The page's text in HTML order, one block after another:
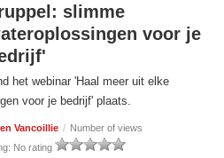
slimme
voor je
het webinar 'Haal meer uit elke
voor je bedrijf' plaats.
Vancoillie / Number of views
No rating